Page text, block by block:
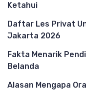
Ketahui
Daftar Les Privat
Jakarta 2026
Fakta Menarik
Belanda
Alasan Mengapa